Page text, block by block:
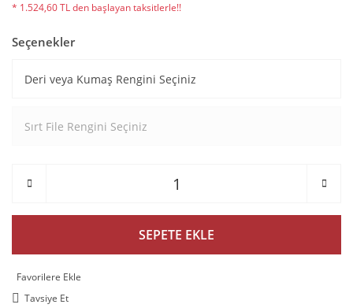
* 1.524,60 TL den başlayan taksitlerle!!
Seçenekler
SEPETE EKLE
Tavsiye Et